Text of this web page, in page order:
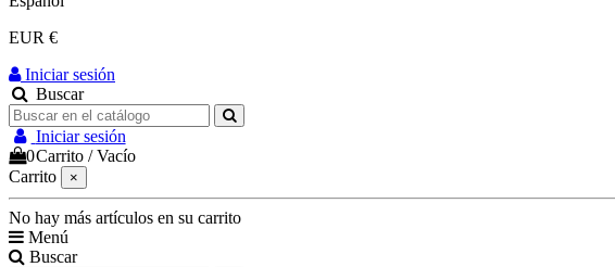
EUR €
Iniciar sesión
Buscar
Iniciar sesión
0Carrito /Vacío
Carrito
×
No hay más artículos en su carrito
Menú
Buscar